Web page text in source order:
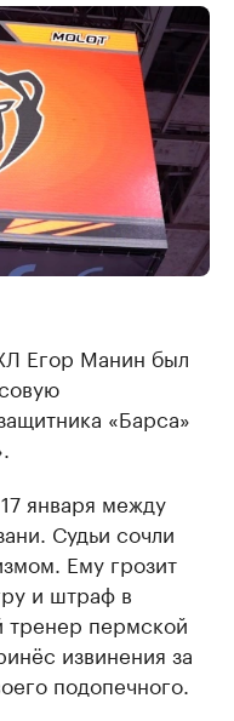
Егор Манин был
«Барса»
января между
Судьи сочли
Ему грозит
и штраф в
тренер пермской
извинения за
подопечного.